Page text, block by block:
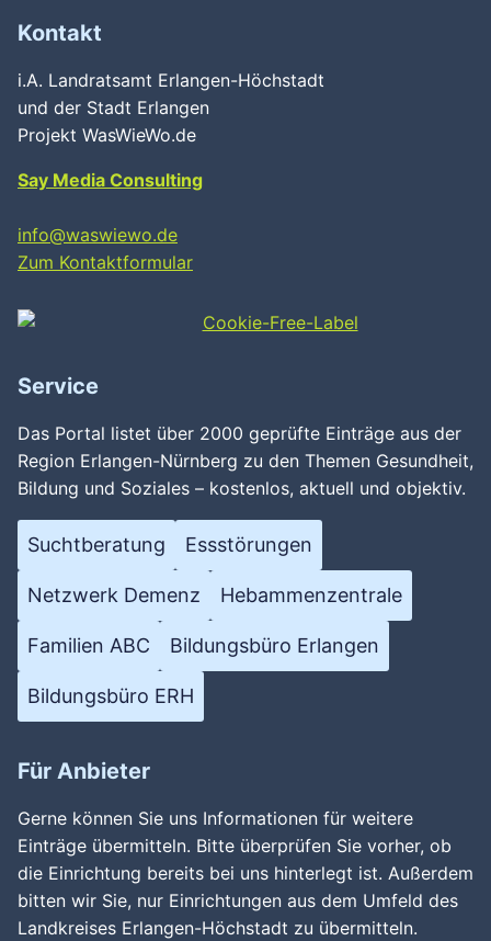
Wird geladen …
Kontakt
i.A. Landratsamt Erlangen-Höchstadt
und der Stadt Erlangen
Projekt WasWieWo.de
Say Media Consulting
info@waswiewo.de
Zum Kontaktformular
Service
Das Portal listet über 2000 geprüfte Einträge aus der
Region Erlangen-Nürnberg zu den Themen Gesundheit,
Bildung und Soziales – kostenlos, aktuell und objektiv.
Suchtberatung Essstörungen
Netzwerk Demenz Hebammenzentrale
Familien ABC Bildungsbüro Erlangen
Bildungsbüro ERH
Für Anbieter
Gerne können Sie uns Informationen für weitere
Einträge übermitteln. Bitte überprüfen Sie vorher, ob
die Einrichtung bereits bei uns hinterlegt ist. Außerdem
bitten wir Sie, nur Einrichtungen aus dem Umfeld des
Landkreises Erlangen-Höchstadt zu übermitteln.